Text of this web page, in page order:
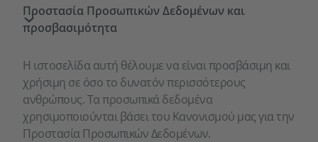
Προστασία Προσωπικών Δεδομένων και
προσβασιμότητα
Η ιστοσελίδα αυτή θέλουμε να είναι προσβάσιμη και
χρήσιμη σε όσο το δυνατόν περισσότερους
ανθρώπους. Τα προσωπικά δεδομένα
χρησιμοποιούνται βάσει του Κανονισμού μας για την
Προστασία Προσωπικών Δεδομένων.